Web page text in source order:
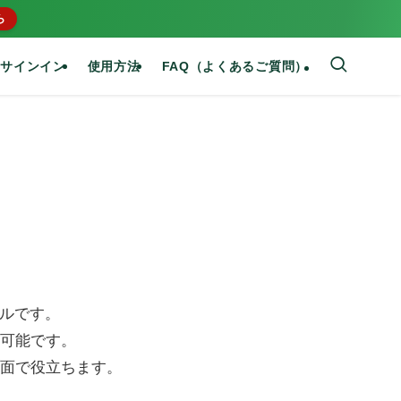
サインイン 使用方法 FAQ（よくあるご質問）
です。
能です。
で役立ちます。